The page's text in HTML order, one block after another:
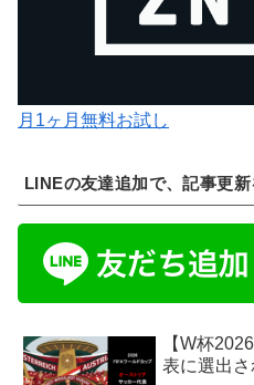
月1ヶ月無料お試し
LINEの友達追加で、記事更新
【W杯
表に選出